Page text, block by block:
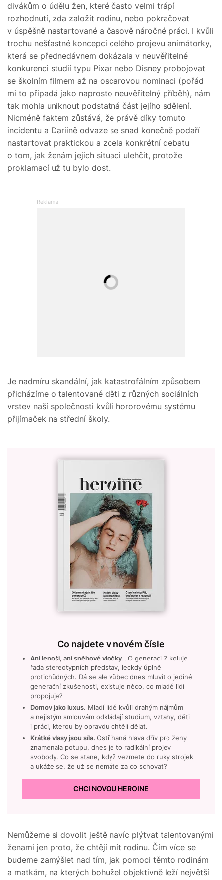
divákům o údělu žen, které často velmi trápí
rozhodnutí, zda založit rodinu, nebo pokračovat
v úspěšně nastartované a časově náročné práci. I kvůli
trochu nešťastné koncepci celého projevu animátorky,
která se přednedávnem dokázala v neuvěřitelné
konkurenci studií typu Pixar nebo Disney probojovat
se školním filmem až na oscarovou nominaci (pořád
mi to připadá jako naprosto neuvěřitelný příběh), nám
tak mohla uniknout podstatná část jejího sdělení.
Nicméně faktem zůstává, že právě díky tomuto
incidentu a Dariině odvaze se snad konečně podaří
nastartovat praktickou a zcela konkrétní debatu
o tom, jak ženám jejich situaci ulehčit, protože
proklamací už tu bylo dost.
Je nadmíru skandální, jak katastrofálním způsobem
přicházíme o talentované děti z různých sociálních
vrstev naší společnosti kvůli hororovému systému
přijímaček na střední školy.
Co najdete v novém čísle
Ani lenoši, ani sněhové vločky…O generaci Z koluje
řada stereotypních představ, leckdy úplně
protichůdných. Dá se ale vůbec dnes mluvit o jediné
generační zkušenosti, existuje něco, co mladé lidi
propojuje?
Domov jako luxus. Mladí lidé kvůli drahým nájmům
a nejistým smlouvám odkládají studium, vztahy, děti
i práci, kterou by opravdu chtěli dělat.
Krátké vlasy jsou síla. Ostříhaná hlava dřív pro ženy
znamenala potupu, dnes je to radikální projev
svobody. Co se stane, když vezmete do ruky strojek
a ukáže se, že už se nemáte za co schovat?
CHCI NOVOU HEROINE
Nemůžeme si dovolit ještě navíc plýtvat talentovanými
ženami jen proto, že chtějí mít rodinu. Čím více se
budeme zamýšlet nad tím, jak pomoci těmto rodinám
a matkám, na kterých bohužel objektivně leží největší